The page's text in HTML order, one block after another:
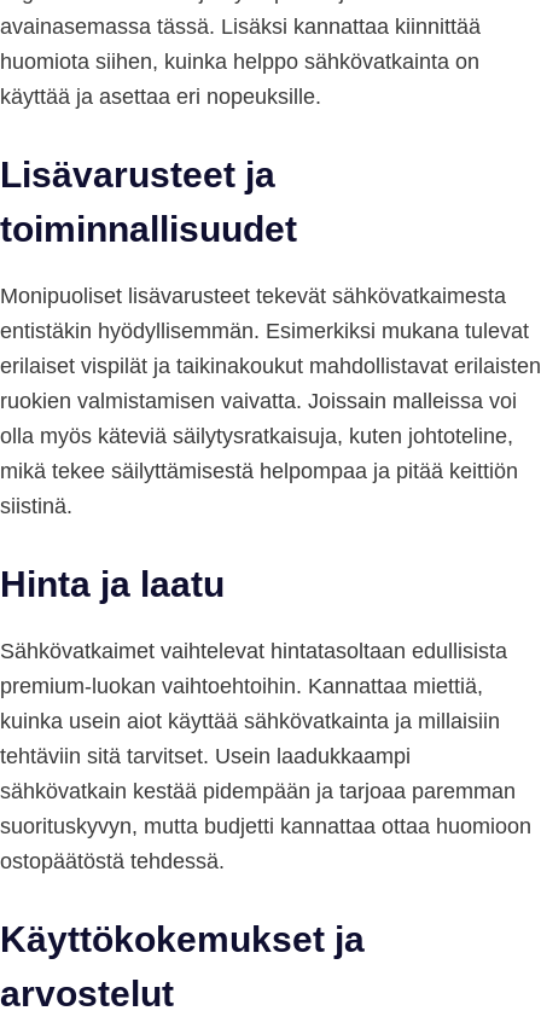
avainasemassa tässä. Lisäksi kannattaa kiinnittää
huomiota siihen, kuinka helppo sähkövatkainta on
käyttää ja asettaa eri nopeuksille.
Lisävarusteet ja
toiminnallisuudet
Monipuoliset lisävarusteet tekevät sähkövatkaimesta
entistäkin hyödyllisemmän. Esimerkiksi mukana tulevat
erilaiset vispilät ja taikinakoukut mahdollistavat erilaisten
ruokien valmistamisen vaivatta. Joissain malleissa voi
olla myös käteviä säilytysratkaisuja, kuten johtoteline,
mikä tekee säilyttämisestä helpompaa ja pitää keittiön
siistinä.
Hinta ja laatu
Sähkövatkaimet vaihtelevat hintatasoltaan edullisista
premium-luokan vaihtoehtoihin. Kannattaa miettiä,
kuinka usein aiot käyttää sähkövatkainta ja millaisiin
tehtäviin sitä tarvitset. Usein laadukkaampi
sähkövatkain kestää pidempään ja tarjoaa paremman
suorituskyvyn, mutta budjetti kannattaa ottaa huomioon
ostopäätöstä tehdessä.
Käyttökokemukset ja
arvostelut